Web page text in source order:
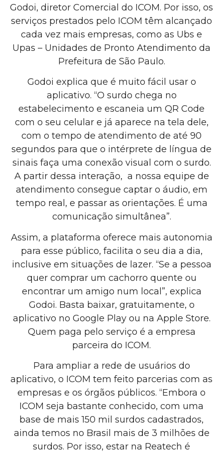
Godoi, diretor Comercial do ICOM. Por isso, os
serviços prestados pelo ICOM têm alcançado
cada vez mais empresas, como as Ubs e
Upas – Unidades de Pronto Atendimento da
Prefeitura de São Paulo.
Godoi explica que é muito fácil usar o
aplicativo. “O surdo chega no
estabelecimento e escaneia um QR Code
com o seu celular e já aparece na tela dele,
com o tempo de atendimento de até 90
segundos para que o intérprete de língua de
sinais faça uma conexão visual com o surdo.
A partir dessa interação, a nossa equipe de
atendimento consegue captar o áudio, em
tempo real, e passar as orientações. É uma
comunicação simultânea”.
Assim, a plataforma oferece mais autonomia
para esse público, facilita o seu dia a dia,
inclusive em situações de lazer. “Se a pessoa
quer comprar um cachorro quente ou
encontrar um amigo num local”, explica
Godoi. Basta baixar, gratuitamente, o
aplicativo no Google Play ou na Apple Store.
Quem paga pelo serviço é a empresa
parceira do ICOM.
Para ampliar a rede de usuários do
aplicativo, o ICOM tem feito parcerias com as
empresas e os órgãos públicos. “Embora o
ICOM seja bastante conhecido, com uma
base de mais 150 mil surdos cadastrados,
ainda temos no Brasil mais de 3 milhões de
surdos. Por isso, estar na Reatech é